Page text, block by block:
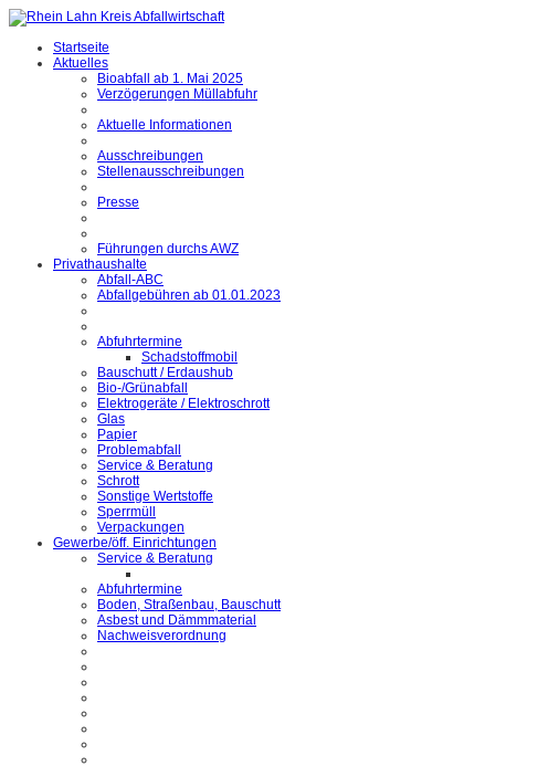
Startseite
Aktuelles
Bioabfall ab 1. Mai 2025
Verzögerungen Müllabfuhr
Aktuelle Informationen
Ausschreibungen
Stellenausschreibungen
Presse
Führungen durchs AWZ
Privathaushalte
Abfall-ABC
Abfallgebühren ab 01.01.2023
Abfuhrtermine
Schadstoffmobil
Bauschutt / Erdaushub
Bio-/Grünabfall
Elektrogeräte / Elektroschrott
Glas
Papier
Problemabfall
Service & Beratung
Schrott
Sonstige Wertstoffe
Sperrmüll
Verpackungen
Gewerbe/öff. Einrichtungen
Service & Beratung
Abfuhrtermine
Boden, Straßenbau, Bauschutt
Asbest und Dämmmaterial
Nachweisverordnung